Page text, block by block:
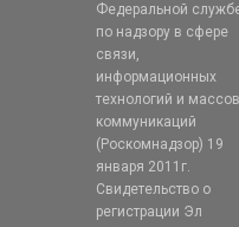
Федеральной
по надзору в сфере
связи,
информационных
технологий и
коммуникаций
(Роскомнадзор) 19
января 2011г.
Свидетельство о
регистрации Эл